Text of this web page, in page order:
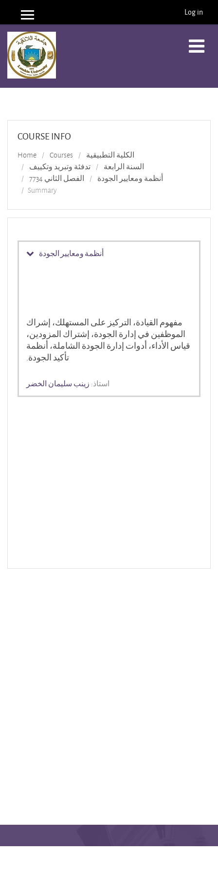
Skip to main content
Side panel Log in
COURSE INFO
Home Courses
الكلية التطبيقية
تدفئة وتبريد وتكييف
السنة الرابعة
الفصل الثاني 7734
أنظمة ومعايير الجودة
Summary
أنظمة ومعايير الجودة
مفهوم القيادة، التركيز على المستهلك، إشراك
الموظفين في إدارة الجودة، إشتراك المزودين،
قياس الأداء، أدوات إدارة الجودة الشاملة، أنظمة
تأكيد الجودة.
استاذ: زينب سليمان الخضر